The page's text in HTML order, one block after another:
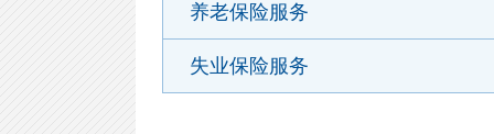
养老保险服务
失业保险服务